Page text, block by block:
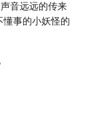
音远远的传来
懂事的小妖怪的